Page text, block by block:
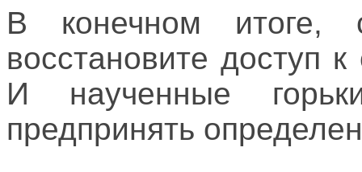
В конечном итоге,
восстановите доступ
И наученные
предпринять